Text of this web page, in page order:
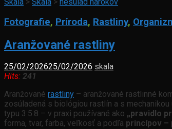
Fotografie, Príroda, Rastliny,
Aranžované rastliny
25/02/202625/02/2026 skala
Hits: 241
Aranžované rastliny – aranžované rastlinné
zosúladená s biológiou rastlín a s mechanikou
typu 3:5:8 – v praxi používané ako „pravidlo
forma, tvar, farba, veľkosť a podľa princípov –